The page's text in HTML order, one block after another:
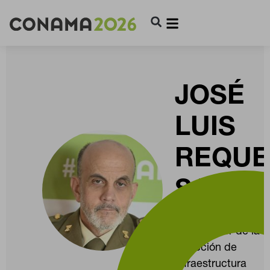
JOSÉ
LUIS
Subdirector de la
Dirección de
Infraestructura
CONFIGURACIÓN DE COOKIES
RECHAZAR TODO